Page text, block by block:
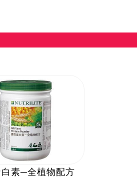
素─全植物配方